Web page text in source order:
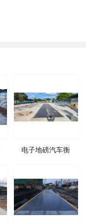
电子地磅汽车衡